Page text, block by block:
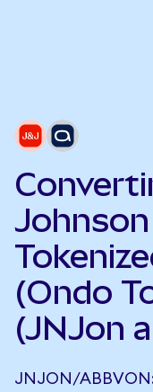
(Ondo
(JNJon
JNJON/